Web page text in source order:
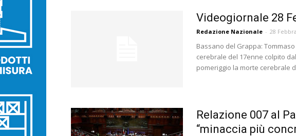
Videogiornale 28
Redazione Nazionale - 28
Bassano del Grappa:
cerebrale del 17enne colpito
pomeriggio la morte cerebrale
Relazione 007 al
“minaccia più